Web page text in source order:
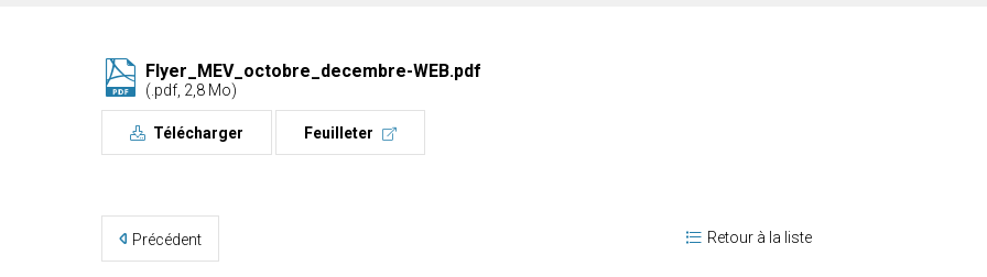
Flyer_MEV_octobre_decembre-WEB.pdf
(.pdf, 2,8 Mo)
Télécharger Feuilleter
Précédent Retour à la liste